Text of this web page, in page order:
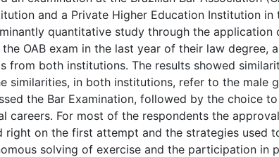
and a Private Higher Education Institution
quantitative study through the
OAB exam in the last year of their law degree,
from both institutions. The results showed
similarities, in both institutions, refer to the male
the Bar Examination, followed by the choice
careers. For most of the respondents the
right on the first attempt and the strategies used
solving of exercise and the participation in